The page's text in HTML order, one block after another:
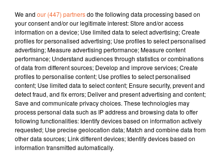
25 octobre 2024 - 15 min 51 sec
JOURNAL DU VENDREDI 25 OCTOBRE (SOIR)
Fabien Gazeau
L'info près de chez vous
Présenté par Fabien Gazeau
- La Présidente du Département se montre très critique
envers le projet de loi de finances
- Plusieurs milliers de visiteurs sont attendus aux
Puces moto ce WE à Bocapole
- Le Salon des adhérents au Château de Bressuire, avec
We and our (447) partnersdo the following data processing based on
your consent and/or our legitimate interest: Store and/or access
information on a device; Use limited data to select advertising; Create
profiles for personalised advertising; Use profiles to select personalised
advertising; Measure advertising performance; Measure content
performance; Understand audiences through statistics or combinations
of data from different sources; Develop and improve services; Create
profiles to personalise content; Use profiles to select personalised
content; Use limited data to select content; Ensure security, prevent and
detect fraud, and fix errors; Deliver and present advertising and content;
Save and communicate privacy choices. These technologies may
process personal data such as IP address and browsing data to offer
following functionalities: Identify devices based on information actively
requested; Use precise geolocation data; Match and combine data from
other data sources; Link different devices; Identify devices based on
information transmitted automatically.